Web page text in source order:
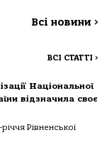
Всі новини >
ВСІ СТАТТІ >
Національної
відзначила своє
Рівненської